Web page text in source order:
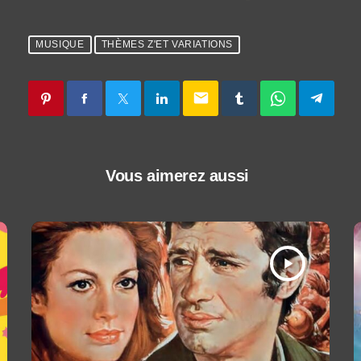
MUSIQUE THÈMES Z'ET VARIATIONS
email
Vous aimerez aussi
play_arrow